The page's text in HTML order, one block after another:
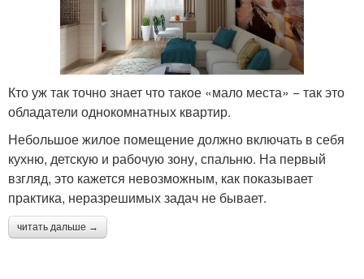
Кто уж так точно знает что такое «мало места» − так это
обладатели однокомнатных квартир.
Небольшое жилое помещение должно включать в себя
кухню, детскую и рабочую зону, спальню. На первый
взгляд, это кажется невозможным, как показывает
практика, неразрешимых задач не бывает.
читать дальше →